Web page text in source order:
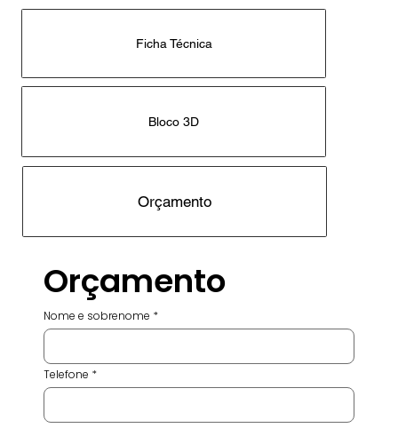
Orçamento
Nome e sobrenome
Telefone
Ficha Técnica
Bloco 3D
Orçamento